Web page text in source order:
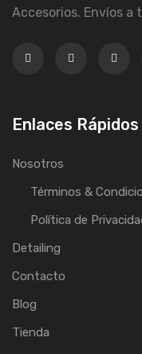
Accesorios. Envíos a
Enlaces Rápidos
Nosotros
Términos &
Política de
Detailing
Contacto
Blog
Tienda